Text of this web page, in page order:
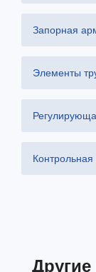
Запорная
Элементы